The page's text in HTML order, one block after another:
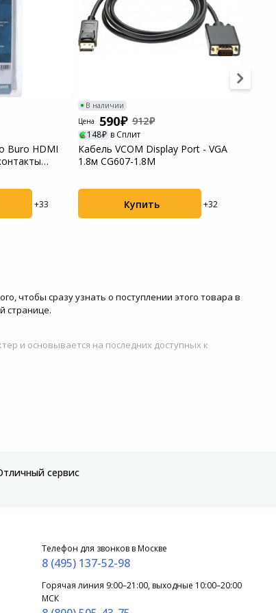
Buro HDMI
+33
В наличии
Цена
590 912
148 в Сплит
Кабель VCOM Display Port - VGA
1.8м CG607-1.8M
Купить +32
чтобы сразу узнать о поступлении этого товара в
странице.
и основывается на последних доступных к
сервис
Телефон для звонков в Москве
8 (495) 137-52-98
Горячая линия 9:00–21:00, выходные 10:00–20:00
МСК